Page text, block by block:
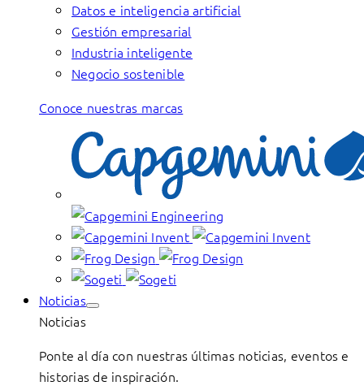
Datos e inteligencia artificial
Gestión empresarial
Industria inteligente
Negocio sostenible
Conoce nuestras marcas
Noticias
Noticias
Ponte al día con nuestras últimas noticias, eventos e
historias de inspiración.